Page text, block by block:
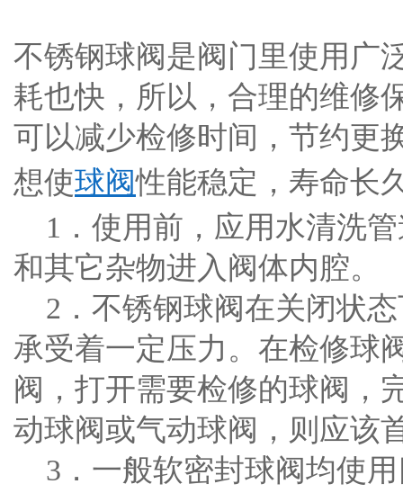
不锈钢球阀是阀门里使用广
耗也快，所以，合理的维修
可以减少检修时间，节约更
想使球阀性能稳定，寿命长
1．使用前，应用水清洗
和其它杂物进入阀体内腔。
2．不锈钢球阀在关闭状
承受着一定压力。在检修球
阀，打开需要检修的球阀，
动球阀或气动球阀，则应该
3．一般软密封球阀均使用